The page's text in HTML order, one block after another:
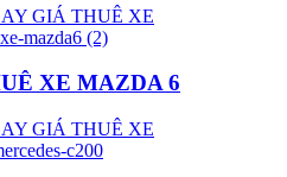
GIÁ THUÊ XE
XE MAZDA 6
GIÁ THUÊ XE